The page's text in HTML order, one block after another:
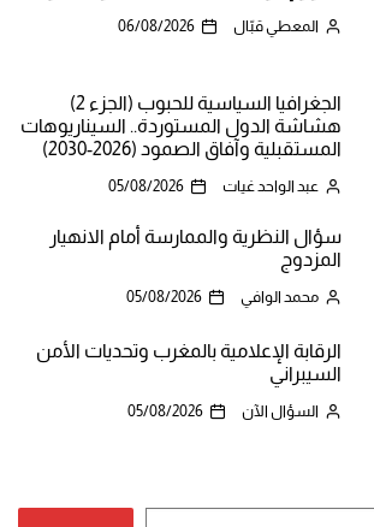
المعطي قبّال 06/08/2026
الجغرافيا السياسية للحبوب (الجزء 2)
هشاشة الدول المستوردة.. السيناريوهات
المستقبلية وآفاق الصمود (2026-2030)
عبد الواحد غيات 05/08/2026
سؤال النظرية والممارسة أمام الانهيار
المزدوج
محمد الوافي 05/08/2026
الرقابة الإعلامية بالمغرب وتحديات الأمن
السيبراني
السؤال الآن 05/08/2026